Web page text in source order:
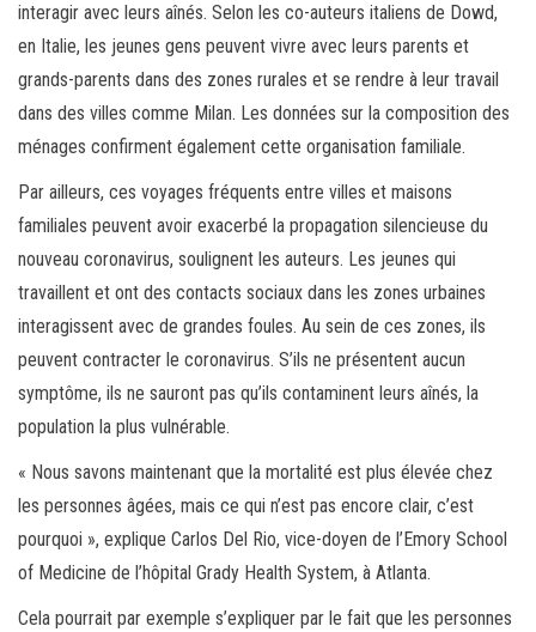
interagir avec leurs aînés. Selon les co-auteurs italiens de Dowd,
en Italie, les jeunes gens peuvent vivre avec leurs parents et
grands-parents dans des zones rurales et se rendre à leur travail
dans des villes comme Milan. Les données sur la composition des
ménages confirment également cette organisation familiale.
Par ailleurs, ces voyages fréquents entre villes et maisons
familiales peuvent avoir exacerbé la propagation silencieuse du
nouveau coronavirus, soulignent les auteurs. Les jeunes qui
travaillent et ont des contacts sociaux dans les zones urbaines
interagissent avec de grandes foules. Au sein de ces zones, ils
peuvent contracter le coronavirus. S’ils ne présentent aucun
symptôme, ils ne sauront pas qu’ils contaminent leurs aînés, la
population la plus vulnérable.
« Nous savons maintenant que la mortalité est plus élevée chez
les personnes âgées, mais ce qui n’est pas encore clair, c’est
pourquoi », explique Carlos Del Rio, vice-doyen de l’Emory School
of Medicine de l’hôpital Grady Health System, à Atlanta.
Cela pourrait par exemple s’expliquer par le fait que les personnes